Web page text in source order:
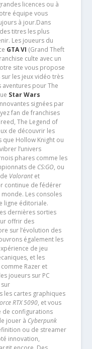
licences ou à
équipe vous
à jour.Dans
titres les plus
Les joueurs du
GTA VI (Grand Theft
culte avec un
site vous propose
les jeux vidéo très
aventures pour The
Star Wars
signées par
fan de franchises
The Legend of
de découvrir les
Hollow Knight ou
l’univers
phares comme les
de CS:GO, ou
Valorantet
continue de fédérer
Les consoles
ligne éditoriale.
dernières sorties
offrir des
sur l’évolution des
également les
de jeu
et les
Razer et
joueurs sur PC
les cartes graphiques
RTX 5090, et vous
de configurations
jouer à Cyberpunk
ou de streamer
innovation,